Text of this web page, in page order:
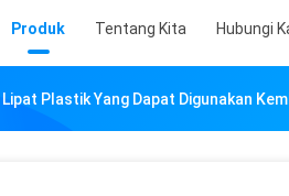
Produk Tentang Kita Hubungi
Plastik Yang Dapat Digunakan